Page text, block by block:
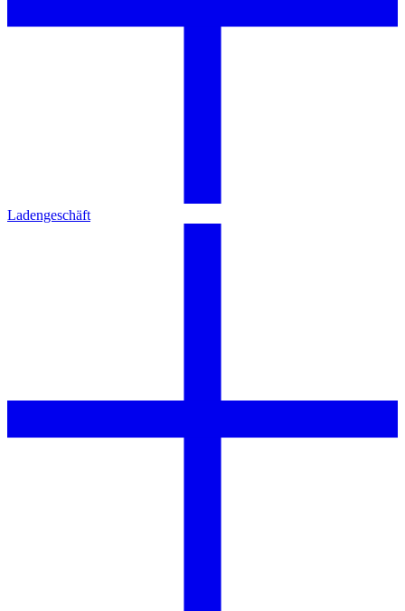
Ladengeschäft